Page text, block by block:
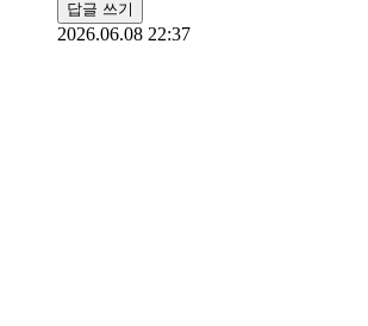
답글 쓰기
2026.06.08 22:37